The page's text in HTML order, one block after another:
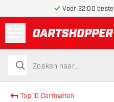
Voor 22:00
terug naar
zoeken
zoeken
Top 10 Dartmatten